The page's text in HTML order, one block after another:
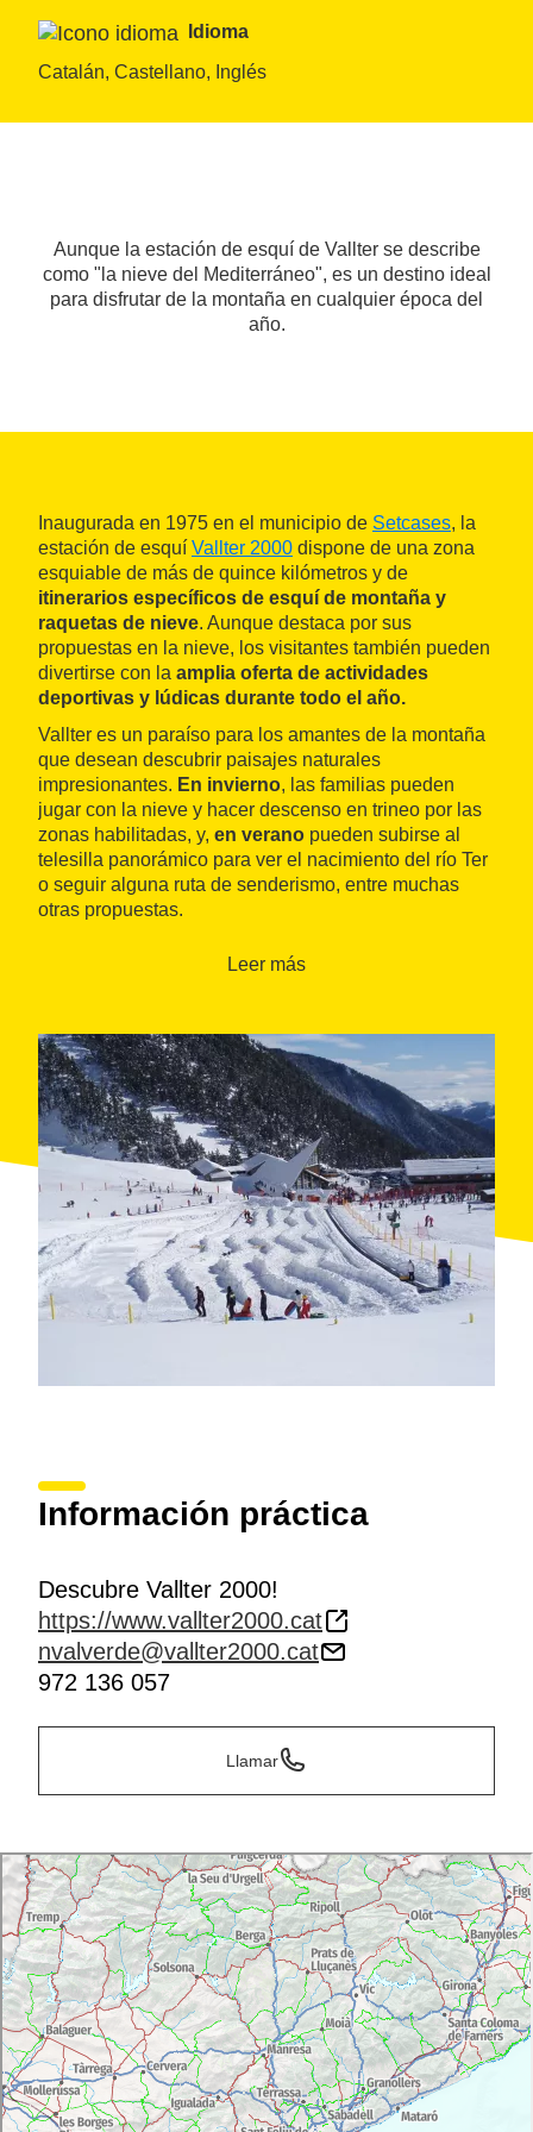
Idioma
Catalán, Castellano, Inglés
Aunque la estación de esquí de Vallter se describe
como "la nieve del Mediterráneo", es un destino ideal
para disfrutar de la montaña en cualquier época del
año.
Inaugurada en 1975 en el municipio de Setcases, la
estación de esquí Vallter 2000 dispone de una zona
esquiable de más de quince kilómetros y de
itinerarios específicos de esquí de montaña y
raquetas de nieve. Aunque destaca por sus
propuestas en la nieve, los visitantes también pueden
divertirse con la amplia oferta de actividades
deportivas y lúdicas durante todo el año.
Vallter es un paraíso para los amantes de la montaña
que desean descubrir paisajes naturales
impresionantes. En invierno, las familias pueden
jugar con la nieve y hacer descenso en trineo por las
zonas habilitadas, y, en verano pueden subirse al
telesilla panorámico para ver el nacimiento del río Ter
o seguir alguna ruta de senderismo, entre muchas
otras propuestas.
Leer más
Información práctica
Descubre Vallter 2000!
https://www.vallter2000.cat
nvalverde@vallter2000.cat
972 136 057
Llamar